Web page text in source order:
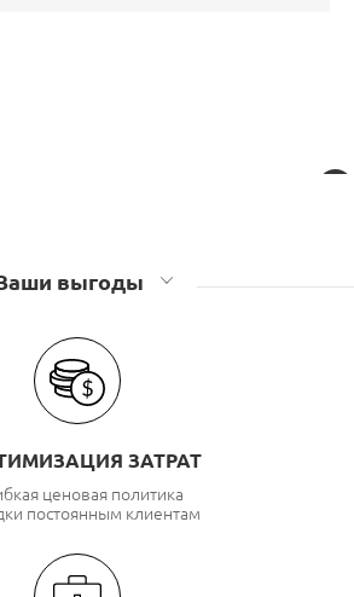
выгоды
ЗАТРАТ
ценовая политика
постоянным клиентам